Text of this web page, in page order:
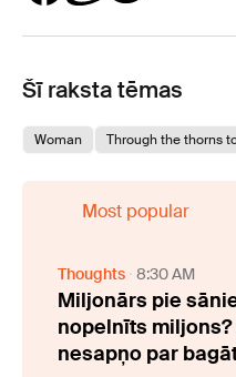
Šī raksta tēmas
Woman Through the thorns
Most popular
Thoughts 8:30 AM
Miljonārs pie
nopelnīts
nesapņo par